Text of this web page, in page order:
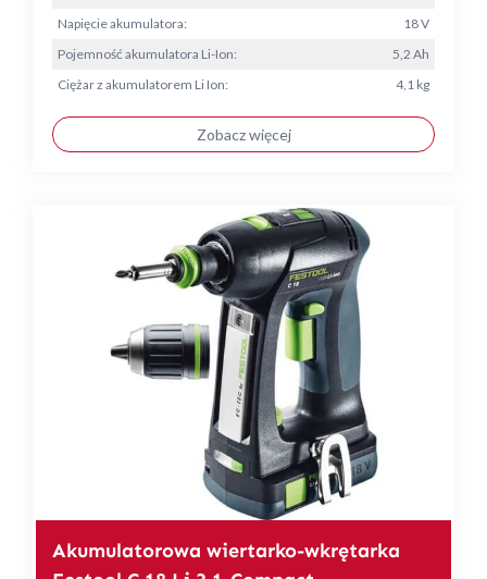
Napięcie akumulatora:
18 V
Pojemność akumulatora Li-Ion:
5,2 Ah
Ciężar z akumulatorem Li Ion:
4,1 kg
Zobacz więcej
Akumulatorowa wiertarko-wkrętarka